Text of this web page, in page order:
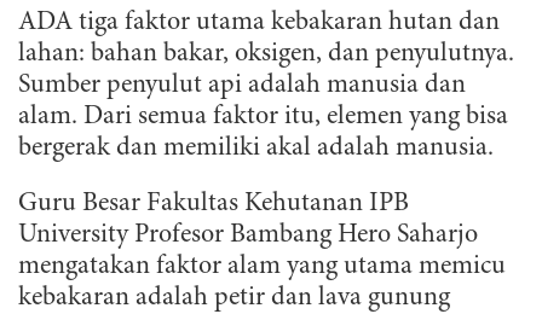
ADA tiga faktor utama kebakaran hutan dan
lahan: bahan bakar, oksigen, dan penyulutnya.
Sumber penyulut api adalah manusia dan
alam. Dari semua faktor itu, elemen yang bisa
bergerak dan memiliki akal adalah manusia.
Guru Besar Fakultas Kehutanan IPB
University Profesor Bambang Hero Saharjo
mengatakan faktor alam yang utama memicu
kebakaran adalah petir dan lava gunung